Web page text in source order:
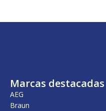
Marcas destacadas
AEG
Braun